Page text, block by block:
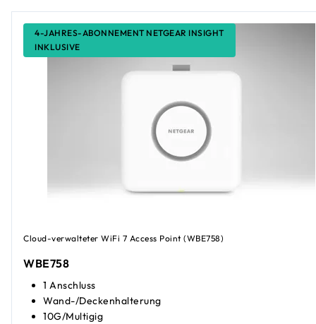
4-JAHRES-ABONNEMENT NETGEAR INSIGHT
INKLUSIVE
Cloud-verwalteter WiFi 7 Access Point (WBE758)
WBE758
1 Anschluss
Wand-/Deckenhalterung
10G/Multigig